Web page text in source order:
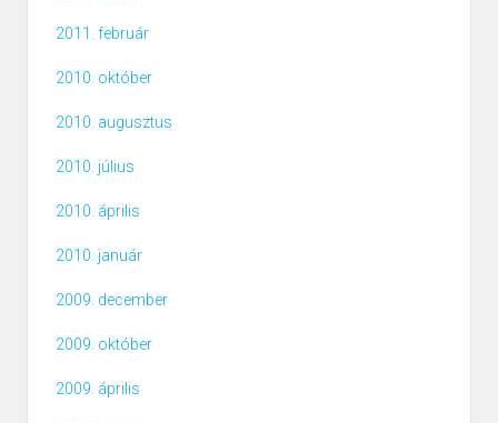
2011. február
2010. október
2010. augusztus
2010. július
2010. április
2010. január
2009. december
2009. október
2009. április